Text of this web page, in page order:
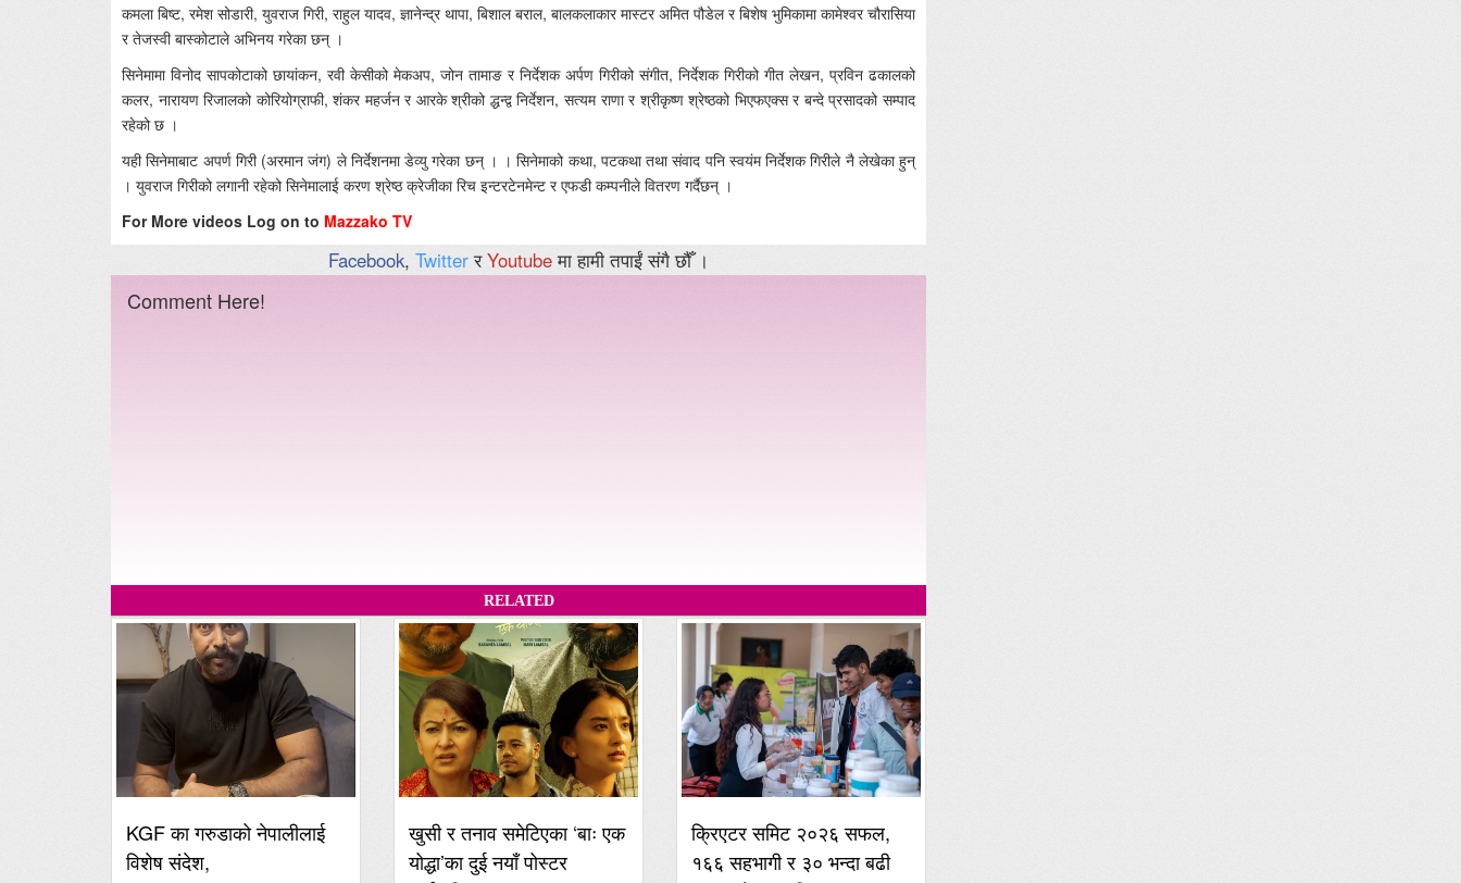
कमला बिष्ट, रमेश सोडारी, युवराज गिरी, राहुल यादव, ज्ञानेन्द्र थापा, बिशाल बराल, बालकलाकार मास्टर अमित पौडेल र बिशेष भुमिकामा कामेश्वर चौरासिया
र तेजस्वी बास्कोटाले अभिनय गरेका छन् ।
सिनेमामा विनोद सापकोटाको छायांकन, रवी केसीको मेकअप, जोन तामाङ र निर्देशक अर्पण गिरीको संगीत, निर्देशक गिरीको गीत लेखन, प्रविन ढकालको
कलर, नारायण रिजालको कोरियोग्राफी, शंकर महर्जन र आरके श्रीको द्धन्द्व निर्देशन, सत्यम राणा र श्रीकृष्ण श्रेष्ठको भिएफएक्स र बन्दे प्रसादको सम्पाद
रहेको छ ।
यही सिनेमाबाट अपर्ण गिरी (अरमान जंग) ले निर्देशनमा डेव्यु गरेका छन् । । सिनेमाको कथा, पटकथा तथा संवाद पनि स्वयंम निर्देशक गिरीले नै लेखेका हुन्
। युवराज गिरीको लगानी रहेको सिनेमालाई करण श्रेष्ठ क्रेजीका रिच इन्टरटेनमेन्ट र एफडी कम्पनीले वितरण गर्दैछन् ।
For More videos Log on to Mazzako TV
Facebook, TwitterरYoutubeमा हामी तपाईं संगै छौँ ।
Comment Here!
RELATED
KGF का गरुडाको नेपालीलाई
विशेष संदेश,
खुसी र तनाव समेटिएका ‘बाः एक
योद्धा’का दुई नयाँ पोस्टर
क्रिएटर समिट २०२६ सफल,
१६६ सहभागी र ३० भन्दा बढी